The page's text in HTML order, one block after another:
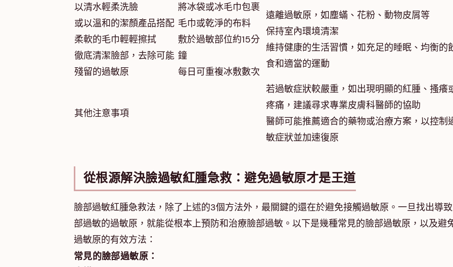
以清水輕柔洗臉
或以溫和的潔顏產品搭配
柔軟的毛巾輕輕擦拭
徹底清潔臉部，去除可能
殘留的過敏原
將冰袋或冰毛巾包裹
毛巾或乾淨的布料
敷於過敏部位約15分
鐘
每日可重複冰敷數次
遠離過敏原，如塵蟎、花粉、動物皮屑等
保持室內環境清潔
維持健康的生活習慣，如充足的睡眠、均衡的
食和適當的運動
其他注意事項
若過敏症狀較嚴重，如出現明顯的紅腫、搔癢
疼痛，建議尋求專業皮膚科醫師的協助
醫師可能推薦適合的藥物或治療方案，以控制
敏症狀並加速復原
從根源解決臉過敏紅腫急救：避免過敏原才是王道
臉部過敏紅腫急救法，除了上述的3個方法外，最關鍵的還在於避免接觸過敏原。一旦找出導
部過敏的過敏原，就能從根本上預防和治療臉部過敏。以下是幾種常見的臉部過敏原，以及避
過敏原的有效方法：
常見的臉部過敏原：